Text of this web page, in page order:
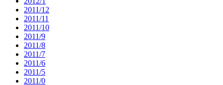
2011/12
2011/11
2011/10
2011/9
2011/8
2011/7
2011/6
2011/5
2011/0